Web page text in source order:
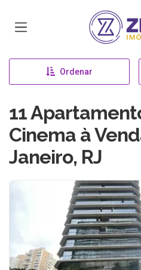
Página
Ordenar
11
Cinema à
Janeiro, RJ